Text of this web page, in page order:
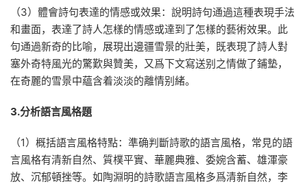
（3）體會詩句表達的情感或效果：說明詩句通過這種表現手法
和畫面，表達了詩人怎樣的情感或達到了怎樣的藝術效果。此
句通過新奇的比喻，展現出邊疆雪景的壯美，既表現了詩人對
塞外奇特風光的驚歎與贊美，又爲下文寫送别之情做了鋪墊，
在奇麗的雪景中蘊含着淡淡的離情别緒。
3.分析語言風格題
（1）概括語言風格特點：準确判斷詩歌的語言風格，常見的語
言風格有清新自然、質樸平實、華麗典雅、委婉含蓄、雄渾豪
放、沉郁頓挫等。如陶淵明的詩歌語言風格多爲清新自然，李